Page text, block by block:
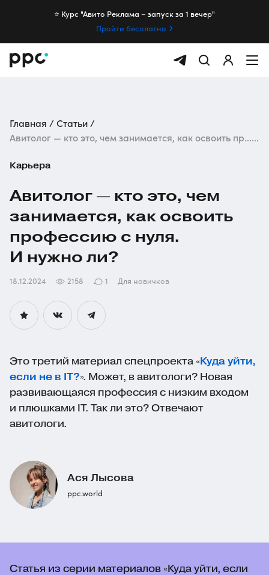
⭐️ Курс "Авито Реклама – запуск за 1 вечер"
Пройти бесплатно
Главная
Статьи
Авитолог — кто это, чем занимается, как освоить пр......
Карьера
Авитолог — кто это, чем
занимается, как освоить
профессию с нуля.
И нужно ли?
18.12.2024 2158 1 Для новичков
Это третий материал спецпроекта «Куда уйти,
если не в IT?». Может, в авитологи? Новая
развивающаяся профессия с низким входом
и плюшками IT. Так ли это? Отвечают
авитологи.
Ася Лысова
ppc.world
Статья из серии материалов «Куда уйти, если